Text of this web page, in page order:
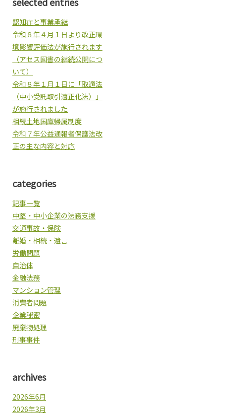
認知症と事業承継
令和８年４月１日より改正環
境影響評価法が施行されます
（アセス図書の継続公開につ
いて）
令和８年１月１日に「取適法
（中小受託取引適正化法）」
が施行されました
相続土地国庫帰属制度
令和７年公益通報者保護法改
正の主な内容と対応
categories
記事一覧
中堅・中小企業の法務支援
交通事故・保険
離婚・相続・遺言
労働問題
自治体
金融法務
マンション管理
消費者問題
企業秘密
廃棄物処理
刑事事件
archives
2026年6月
2026年3月